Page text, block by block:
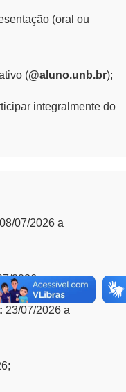
(oral ou
(@aluno.unb.br);
integralmente do
08/07/2026 a
2026;
23/07/2026 a